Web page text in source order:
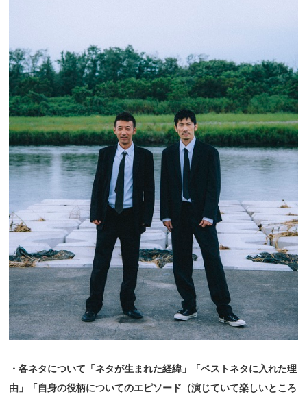
・各ネタについて「ネタが生まれた経緯」「ベストネタに入れた理
由」「自身の役柄についてのエピソード（演じていて楽しいところ